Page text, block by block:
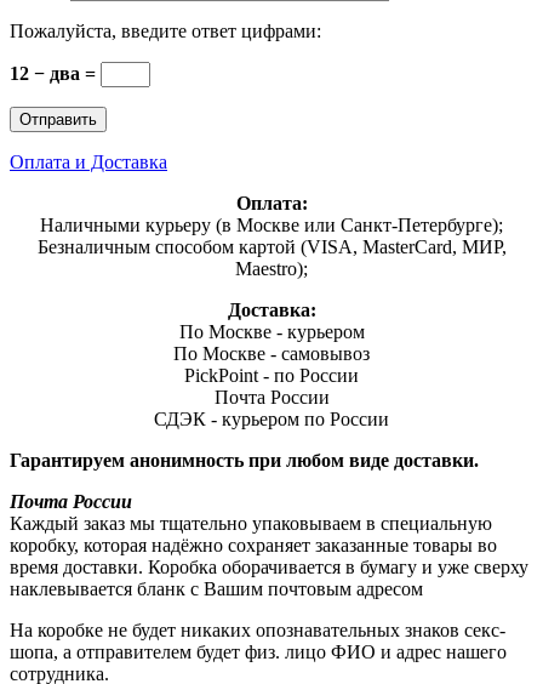
Пожалуйста, введите ответ цифрами:
12 − два =
Оплата и Доставка
Оплата:
Наличными курьеру (в Москве или Санкт-Петербурге);
Безналичным способом картой (VISA, MasterCard, МИР,
Maestro);
Доставка:
По Москве - курьером
По Москве - самовывоз
PickPoint - по России
Почта России
СДЭК - курьером по России
Гарантируем анонимность при любом виде доставки.
Почта России
Каждый заказ мы тщательно упаковываем в специальную
коробку, которая надёжно сохраняет заказанные товары во
время доставки. Коробка оборачивается в бумагу и уже сверху
наклевывается бланк с Вашим почтовым адресом
На коробке не будет никаких опознавательных знаков секс-
шопа, а отправителем будет физ. лицо ФИО и адрес нашего
сотрудника.